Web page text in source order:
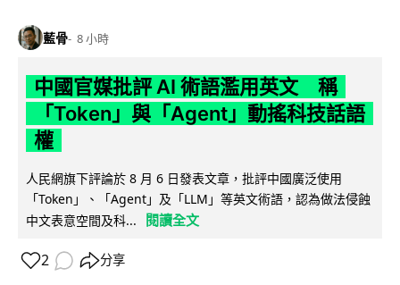
藍骨 8 小時
中國官媒批評 AI 術語濫用英文 稱
「Token」與「Agent」動搖科技話語
權
人民網旗下評論於 8 月 6 日發表文章，批評中國廣泛使用
「Token」、「Agent」及「LLM」等英文術語，認為做法侵蝕
中文表意空間及科...
閱讀全文
2 分享